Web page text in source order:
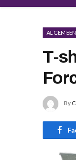
ALGEMEEN
T-
By